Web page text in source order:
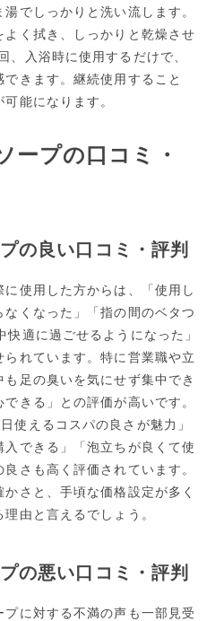
でしっかりと洗い流します。
く拭き、しっかりと乾燥させ
入浴時に使用するだけで、
きます。継続使用すること
能になります。
ープの口コミ・
の良い口コミ・評判
使用した方からは、「使用し
くなった」「指の間のベタつ
適に過ごせるようになった」
れています。特に営業職や立
足の臭いを気にせず集中でき
きる」との評価が高いです。
るコスパの良さが魅力」
入できる」「泡立ちが良くて使
さも高く評価されています。
さと、手頃な価格設定が多く
由と言えるでしょう。
の悪い口コミ・評判
に対する不満の声も一部見受